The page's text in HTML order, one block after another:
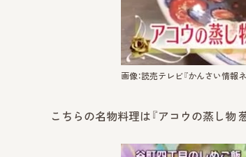
画像：読売テレビ『かんさい情報
こちらの名物料理は『アコウの蒸し物 葱